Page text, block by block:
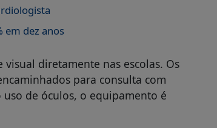
em dez anos
diretamente nas escolas. Os
para consulta com
de óculos, o equipamento é